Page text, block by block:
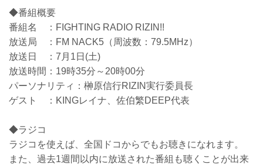
◆番組概要
番組名 ：FIGHTING RADIO RIZIN!!
放送局 ：FM NACK5（周波数：79.5MHz）
放送日 ：7月1日(土)
放送時間：19時35分～20時00分
パーソナリティ：榊原信行RIZIN実行委員長
ゲスト ：KINGレイナ、佐伯繁DEEP代表
◆ラジコ
ラジコを使えば、全国ドコからでもお聴きになれます。
また、過去1週間以内に放送された番組も聴くことが出来